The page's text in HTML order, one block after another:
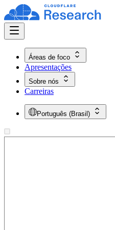
Áreas de foco
Apresentações
Sobre nós
Carreiras
Português (Brasil)